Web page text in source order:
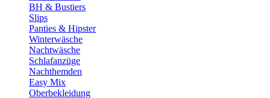
BH & Bustiers
Slips
Panties & Hipster
Winterwäsche
Nachtwäsche
Schlafanzüge
Nachthemden
Easy Mix
Oberbekleidung